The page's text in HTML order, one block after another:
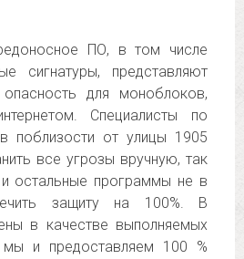
ПО, в том числе
сигнатуры, представляют
для моноблоков,
Специалисты по
поблизости от улицы 1905
все угрозы вручную, так
и остальные программы не в
защиту на 100%. В
в качестве выполняемых
мы и предоставляем 100 %